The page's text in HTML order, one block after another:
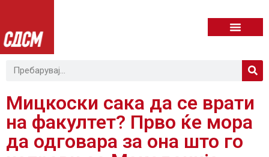
Мицкоски сака да се врати
на факултет? Прво ќе мора
да одговара за она што го